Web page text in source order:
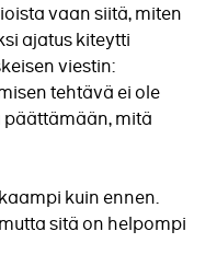
vaan siitä, miten
ajatus kiteytti
viestin:
tehtävä ei ole
mitä
kuin ennen.
sitä on helpompi